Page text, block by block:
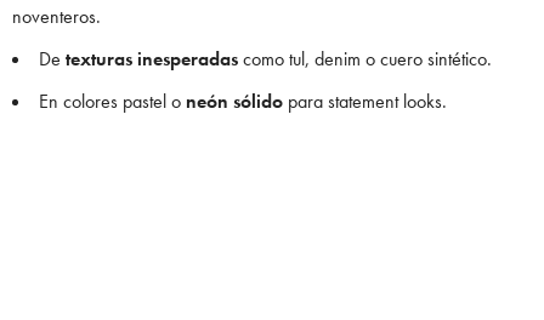
noventeros.
De texturas inesperadascomo tul, denim o cuero sintético.
En colores pastel o neón sólido para statement looks.